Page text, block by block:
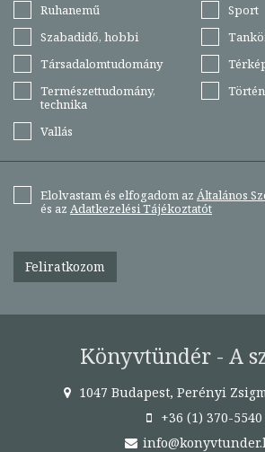
Ruhanemű
Sport
Szabadidő, hobbi
Társadalomtudomány
Természettudomány,
technika
Vallás
Elolvastam és elfogadom az Általános
és az Adatkezelési Tájékoztatót
Feliratkozom
Könyvtündér - A
1047 Budapest, Perényi
+36 (1) 370-5540